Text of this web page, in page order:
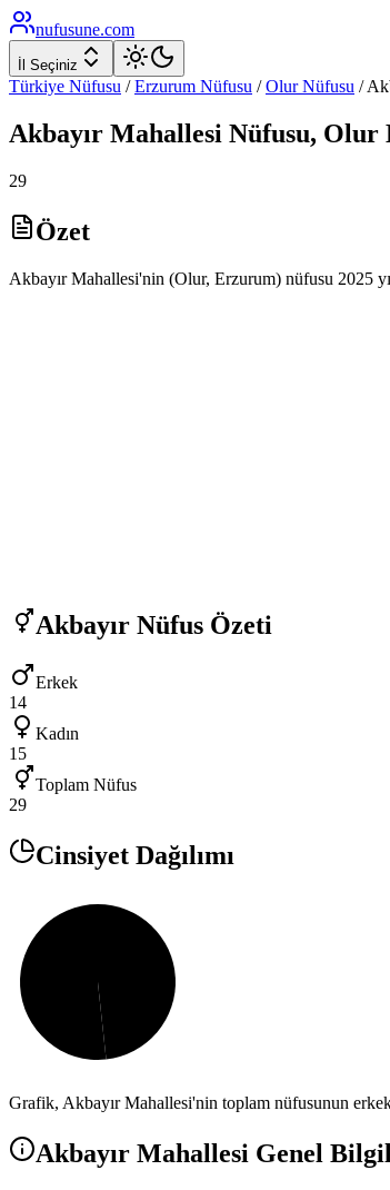
nufusune.com
İl Seçiniz
Türkiye Nüfusu / Erzurum Nüfusu / OlurNüfusu /
Akbayır Mahallesi Nüfusu, Olur
29
Özet
Akbayır Mahallesi'nin (Olur, Erzurum) nüfusu 2025
Akbayır Nüfus Özeti
Erkek
14
Kadın
15
Toplam Nüfus
29
Cinsiyet Dağılımı
Grafik, AkbayırMahallesi'nin toplam nüfusunun erkek
Akbayır Mahallesi Genel